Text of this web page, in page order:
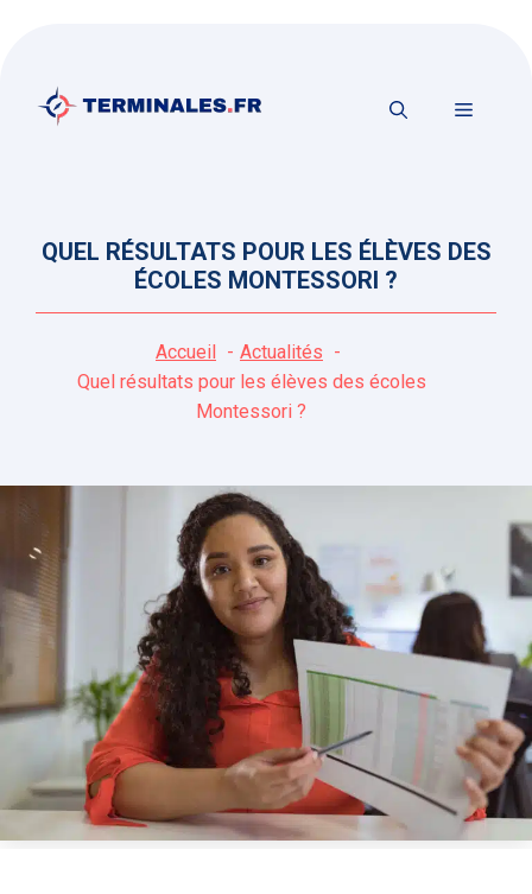
contenu
MENU
QUEL RÉSULTATS POUR LES ÉLÈVES DES
ÉCOLES MONTESSORI ?
Accueil
Actualités
Quel résultats pour les élèves des écoles
Montessori ?